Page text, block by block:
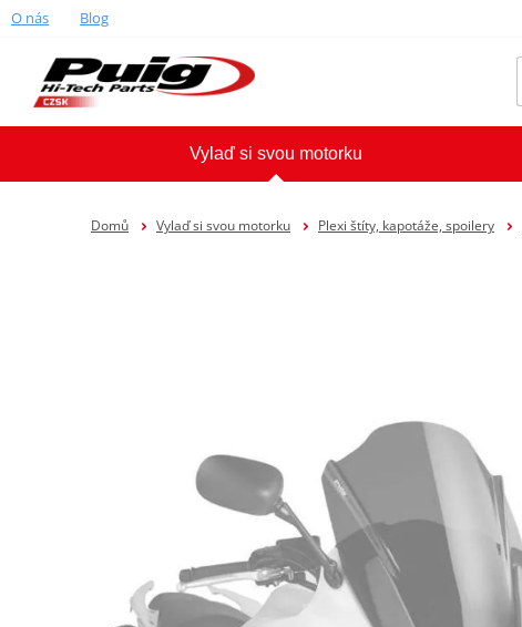
O nás Blog
Vylaď si svou motorku
Domů Vylaď si svou motorku Plexi štíty, kapotáže, spoilery